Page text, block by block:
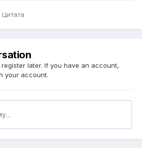
Цитата
later. If you have an account,
your account.